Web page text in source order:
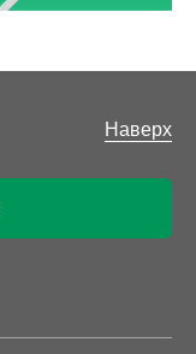
Наверх